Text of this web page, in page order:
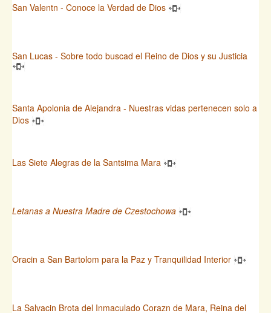
San Valentn - Conoce la Verdad de Dios
San Lucas - Sobre todo buscad el Reino de Dios y su Justicia
Santa Apolonia de Alejandra - Nuestras vidas pertenecen solo a
Dios
Las Siete Alegras de la Santsima Mara
Letanas a Nuestra Madre de Czestochowa
Oracin a San Bartolom para la Paz y Tranquilidad Interior
La Salvacin Brota del Inmaculado Corazn de Mara, Reina del